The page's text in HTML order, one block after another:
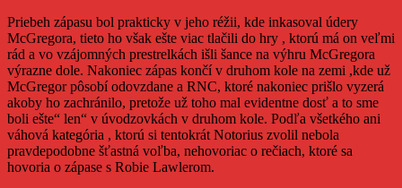
Priebeh zápasu bol prakticky v jeho réžii, kde inkasoval údery
McGregora, tieto ho však ešte viac tlačili do hry , ktorú má on veľmi
rád a vo vzájomných prestrelkách išli šance na výhru McGregora
výrazne dole. Nakoniec zápas končí v druhom kole na zemi ,kde už
McGregor pôsobí odovzdane a RNC, ktoré nakoniec prišlo vyzerá
akoby ho zachránilo, pretože už toho mal evidentne dosť a to sme
boli ešte“ len“ v úvodzovkách v druhom kole. Podľa všetkého ani
váhová kategória , ktorú si tentokrát Notorius zvolil nebola
pravdepodobne šťastná voľba, nehovoriac o rečiach, ktoré sa
hovoria o zápase s Robie Lawlerom.